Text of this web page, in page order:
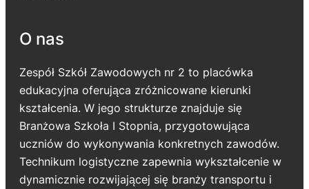
O nas
Zespół Szkół Zawodowych nr 2 to placówka
edukacyjna oferująca zróżnicowane kierunki
kształcenia. W jego strukturze znajduje się
Branżowa Szkoła I Stopnia, przygotowująca
uczniów do wykonywania konkretnych zawodów.
Technikum logistyczne zapewnia wykształcenie w
dynamicznie rozwijającej się branży transportu i